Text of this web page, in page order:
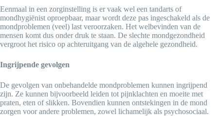
Eenmaal in een zorginstelling is er vaak wel een tandarts of
mondhygiënist oproepbaar, maar wordt deze pas ingeschakeld als de
mondproblemen (veel) last veroorzaken. Het welbevinden van de
mensen komt dus onder druk te staan. De slechte mondgezondheid
vergroot het risico op achteruitgang van de algehele gezondheid.
Ingrijpende gevolgen
De gevolgen van onbehandelde mondproblemen kunnen ingrijpend
zijn. Ze kunnen bijvoorbeeld leiden tot pijnklachten en moeite met
praten, eten of slikken. Bovendien kunnen ontstekingen in de mond
zorgen voor andere problemen, zowel lichamelijk als psychosociaal.